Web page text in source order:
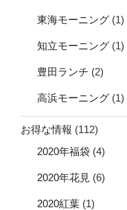
東海モーニング (1)
知立モーニング (1)
豊田ランチ (2)
高浜モーニング (1)
お得な情報 (112)
2020年福袋 (4)
2020年花見 (6)
2020紅葉 (1)